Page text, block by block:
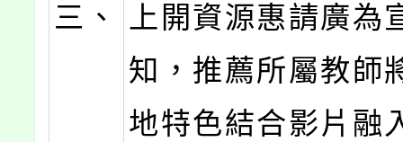
三、
上開資源惠請廣為
知，推薦所屬教師
地特色結合影片融